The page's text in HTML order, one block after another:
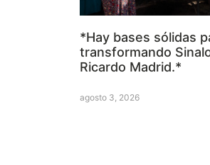
*Hay bases sólidas
transformando
Ricardo Madrid.*
agosto 3, 2026